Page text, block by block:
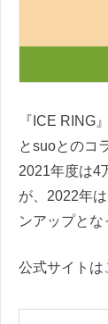
『ICE RING
とsuoとのコ
2021年度は4
が、2022年
ンアップとな
公式サイトは